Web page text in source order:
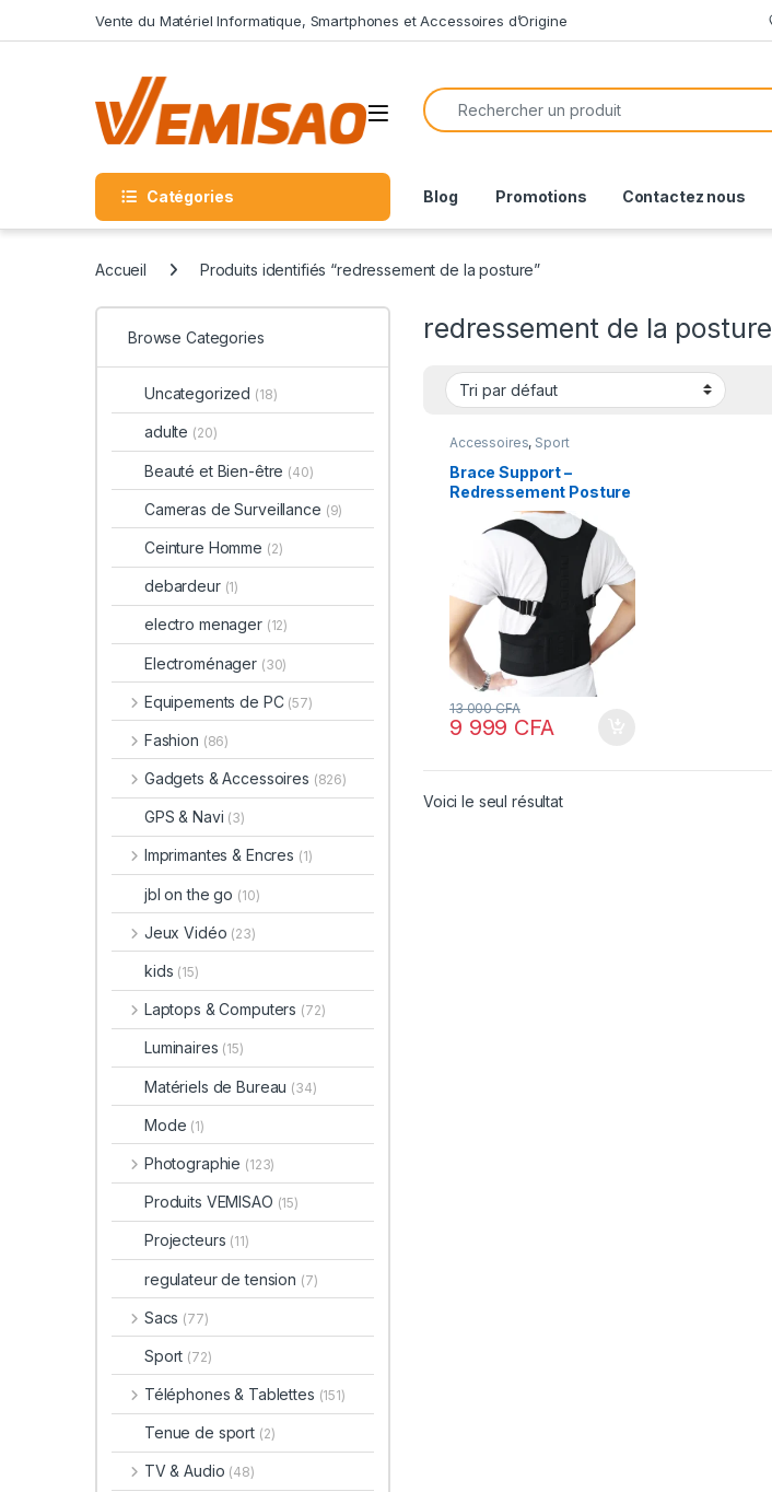
Vente du Matériel Informatique, Smartphones et Accessoires d’Origine
Open
Search for:
Catégories Blog Promotions Contactez nous
Accueil Produits identifiés “redressement de la posture”
redressement de la posture
Accessoires, Sport
Brace Support –
Redressement Posture
9 999 CFA
13 000CFA
Voici le seul résultat
Browse Categories
Uncategorized (18)
adulte (20)
Beauté et Bien-être (40)
Cameras de Surveillance (9)
Ceinture Homme (2)
debardeur (1)
electro menager (12)
Electroménager (30)
Equipements de PC (57)
Fashion (86)
Gadgets & Accessoires (826)
GPS & Navi (3)
Imprimantes & Encres (1)
jbl on the go (10)
Jeux Vidéo (23)
kids (15)
Laptops & Computers (72)
Luminaires (15)
Matériels de Bureau (34)
Mode (1)
Photographie (123)
Produits VEMISAO (15)
Projecteurs (11)
regulateur de tension (7)
Sacs (77)
Sport (72)
Téléphones & Tablettes (151)
Tenue de sport (2)
TV & Audio (48)